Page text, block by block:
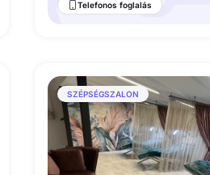
Telefonos foglalás
SZÉPSÉGSZALON